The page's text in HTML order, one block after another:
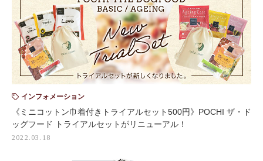
インフォメーション
《ミニコットン巾着付きトライアルセット500円》POCHI ザ・ド
ッグフード トライアルセットがリニューアル！
2022.03.18